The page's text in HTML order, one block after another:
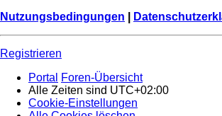
Nutzungsbedingungen
Registrieren
Portal Foren-Übersicht
Alle Zeiten sind UTC+02:00
Cookie-Einstellungen